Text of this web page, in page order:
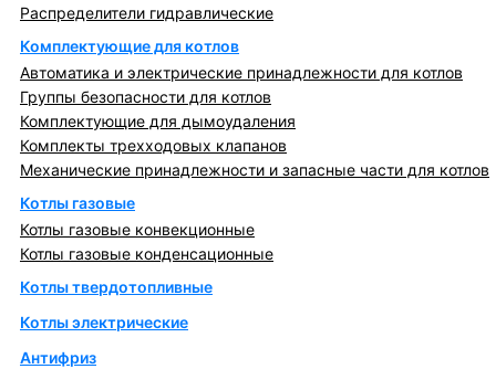
Распределители гидравлические
Комплектующие для котлов
Автоматика и электрические принадлежности для котлов
Группы безопасности для котлов
Комплектующие для дымоудаления
Комплекты трехходовых клапанов
Механические принадлежности и запасные части для котлов
Котлы газовые
Котлы газовые конвекционные
Котлы газовые конденсационные
Котлы твердотопливные
Котлы электрические
Антифриз